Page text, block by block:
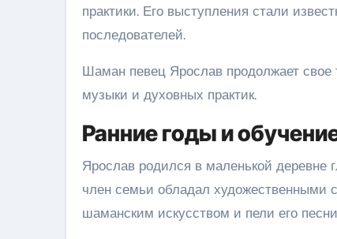
практики. Его выступления стали
последователей.
Шаман певец Ярослав продолжает свое
музыки и духовных практик.
Ранние годы и
Ярослав родился в маленькой деревне
член семьи обладал художественными
шаманским искусством и пели его